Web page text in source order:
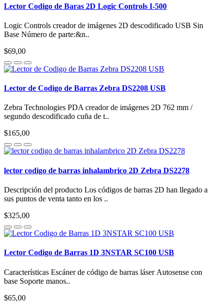
Lector Codigo de Baras 2D Logic Controls I-500
Logic Controls creador de imágenes 2D descodificado USB Sin
Base Número de parte:&n..
$69,00
Lector de Codigo de Barras Zebra DS2208 USB
Zebra Technologies PDA creador de imágenes 2D 762 mm /
segundo descodificado cuña de t..
$165,00
lector codigo de barras inhalambrico 2D Zebra DS2278
Descripción del producto Los códigos de barras 2D han llegado a
sus puntos de venta tanto en los ..
$325,00
Lector Codigo de Barras 1D 3NSTAR SC100 USB
Características Escáner de código de barras láser Autosense con
base Soporte manos..
$65,00